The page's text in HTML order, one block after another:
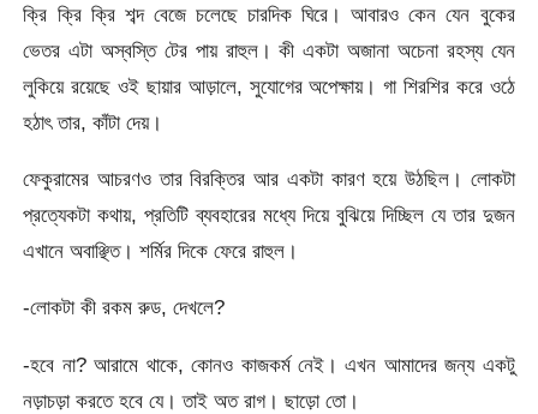
ক্রি ক্রি ক্রি শব্দ বেজে চলেছে চারদিক ঘিরে। আবারও কেন যেন বুকের
ভেতর এটা অস্বস্তি টের পায় রাহুল। কী একটা অজানা অচেনা রহস্য যেন
লুকিয়ে রয়েছে ওই ছায়ার আড়ালে, সুযোগের অপেক্ষায়। গা শিরশির করে ওঠে
হঠাৎ তার, কাঁটা দেয়।
ফেকুরামের আচরণও তার বিরক্তির আর একটা কারণ হয়ে উঠছিল। লোকটা
প্রত্যেকটা কথায়, প্রতিটি ব্যবহারের মধ্যে দিয়ে বুঝিয়ে দিচ্ছিল যে তার দুজন
এখানে অবাঞ্ছিত। শর্মির দিকে ফেরে রাহুল।
-লোকটা কী রকম রুড, দেখলে?
-হবে না? আরামে থাকে, কোনও কাজকর্ম নেই। এখন আমাদের জন্য একটু
নড়াচড়া করতে হবে যে। তাই অত রাগ। ছাড়ো তো।